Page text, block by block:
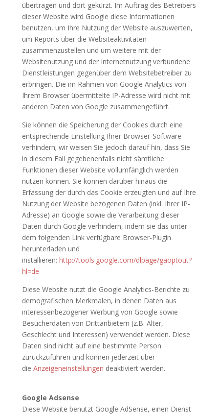
übertragen und dort gekürzt. Im Auftrag des Betreibers
dieser Website wird Google diese Informationen
benutzen, um Ihre Nutzung der Website auszuwerten,
um Reports über die Websiteaktivitäten
zusammenzustellen und um weitere mit der
Websitenutzung und der Internetnutzung verbundene
Dienstleistungen gegenüber dem Websitebetreiber zu
erbringen. Die im Rahmen von Google Analytics von
Ihrem Browser übermittelte IP-Adresse wird nicht mit
anderen Daten von Google zusammengeführt.
Sie können die Speicherung der Cookies durch eine
entsprechende Einstellung Ihrer Browser-Software
verhindern; wir weisen Sie jedoch darauf hin, dass Sie
in diesem Fall gegebenenfalls nicht sämtliche
Funktionen dieser Website vollumfänglich werden
nutzen können. Sie können darüber hinaus die
Erfassung der durch das Cookie erzeugten und auf Ihre
Nutzung der Website bezogenen Daten (inkl. Ihrer IP-
Adresse) an Google sowie die Verarbeitung dieser
Daten durch Google verhindern, indem sie das unter
dem folgenden Link verfügbare Browser-Plugin
herunterladen und
installieren: http://tools.google.com/dlpage/gaoptout?
hl=de
Diese Website nutzt die Google Analytics-Berichte zu
demografischen Merkmalen, in denen Daten aus
interessenbezogener Werbung von Google sowie
Besucherdaten von Drittanbietern (z.B. Alter,
Geschlecht und Interessen) verwendet werden. Diese
Daten sind nicht auf eine bestimmte Person
zurückzuführen und können jederzeit über
die Anzeigeneinstellungen deaktiviert werden.
Google Adsense
Diese Website benutzt Google AdSense, einen Dienst